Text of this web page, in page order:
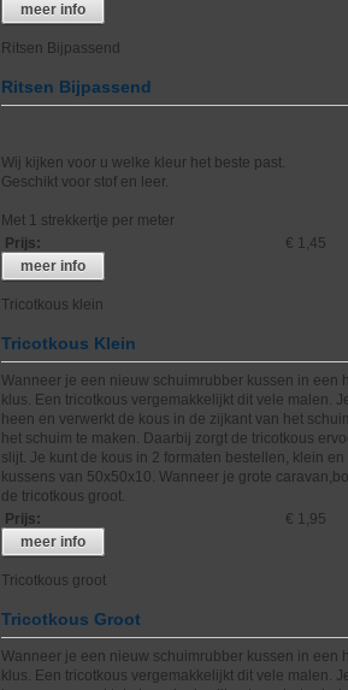
meer info
Ritsen Bijpassend
Ritsen Bijpassend
Wij kijken voor u welke kleur het beste past.
Geschikt voor stof en leer.
Met 1 strekkertje per meter
Prijs:
€ 1,45
meer info
Tricotkous klein
Tricotkous Klein
Wanneer je een nieuw schuimrubber kussen in een
klus. Een tricotkous vergemakkelijkt dit vele malen.
heen en verwerkt de kous in de zijkant van het
het schuim te maken. Daarbij zorgt de tricotkous
slijt. Je kunt de kous in 2 formaten bestellen, klein
kussens van 50x50x10. Wanneer je grote
de tricotkous groot.
Prijs:
€ 1,95
meer info
Tricotkous groot
Tricotkous Groot
Wanneer je een nieuw schuimrubber kussen in een
klus. Een tricotkous vergemakkelijkt dit vele malen.